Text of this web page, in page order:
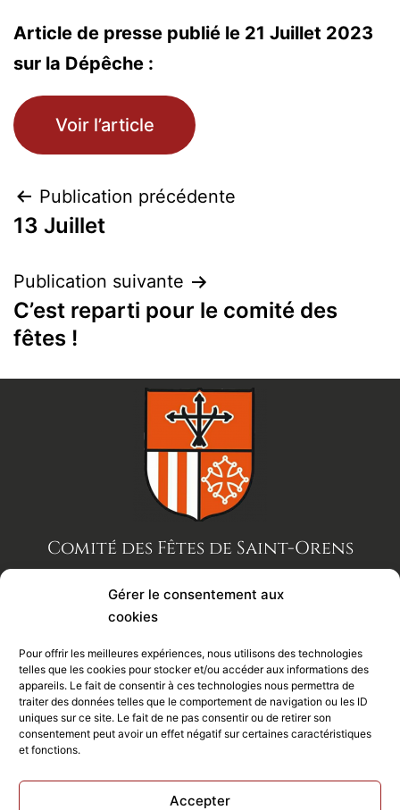
Gérer le consentement aux
cookies
Pour offrir les meilleures expériences, nous utilisons des technologies
telles que les cookies pour stocker et/ou accéder aux informations des
appareils. Le fait de consentir à ces technologies nous permettra de
traiter des données telles que le comportement de navigation ou les ID
uniques sur ce site. Le fait de ne pas consentir ou de retirer son
consentement peut avoir un effet négatif sur certaines caractéristiques
et fonctions.
Accepter
Article de presse publié le 21 Juillet 2023
sur la Dépêche :
Voir l’article
Publication précédente
13 Juillet
Publication suivante
C’est reparti pour le comité des
fêtes !
Comité des Fêtes de Saint-Orens
comitedesfetesstorens@gmail.com
31650 St-Orens-de-Gameville
Newsletter